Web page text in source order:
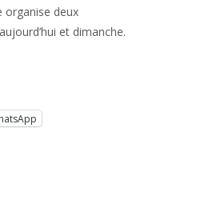
organise deux
et dimanche.